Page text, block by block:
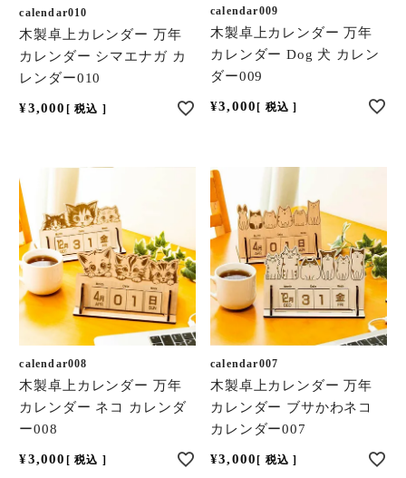
calendar010
木製卓上カレンダー 万年
カレンダー シマエナガ カ
レンダー010
¥3,000 税込
calendar009
木製卓上カレンダー 万年
カレンダー Dog 犬 カレン
ダー009
¥3,000 税込
calendar008
木製卓上カレンダー 万年
カレンダー ネコ カレンダ
ー008
¥3,000 税込
calendar007
木製卓上カレンダー 万年
カレンダー ブサかわネコ
カレンダー007
¥3,000 税込